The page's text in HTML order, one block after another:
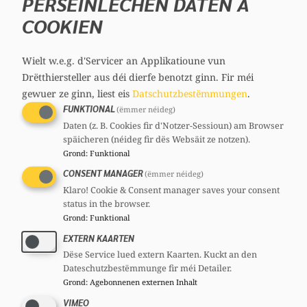
wo die Belastung am größten ist.
Instrumente wie die verdreifachte
Energieprämie oder andere sozial
ausgewogene Ausgleichsmaßnahmen tragen
dazu bei, Kaufkraft zu sichern, ohne die
notwendigen Sparanreize vollständig außer
Kraft zu setzen. Versorgungssicherheit und
soziale Verantwortung dürfen nicht
gegeneinander ausgespielt werden.
Energiepolitik muss deshalb beides leisten:
Sie muss entlasten, wo Menschen und
Betriebe überfordert wären, und zugleich
den Anreiz erhalten, sparsamer, effizienter
und unabhängiger zu werden.
COOKIEN
Wielt w.e.g. d'Servicer an Applikatioune vun
Drëtthiersteller aus déi dierfe benotzt ginn. Fir méi
gewuer ze ginn, liest eis Datschutzbestëmmungen.
FUNKTIONAL(ëmmer néideg)
Daten (z. B. Cookies fir d'Notzer-Sessioun) am Browser
späicheren (néideg fir dës Websäit ze notzen).
Grond: Funktional
CONSENT MANAGER(ëmmer néideg)
Klaro! Cookie & Consent manager saves your consent
status in the browser.
Grond: Funktional
EXTERN KAARTEN
Dëse Service lued extern Kaarten. Kuckt an den
Dateschutzbestëmmunge fir méi Detailer.
Grond: Agebonnenen externen Inhalt
VIMEO